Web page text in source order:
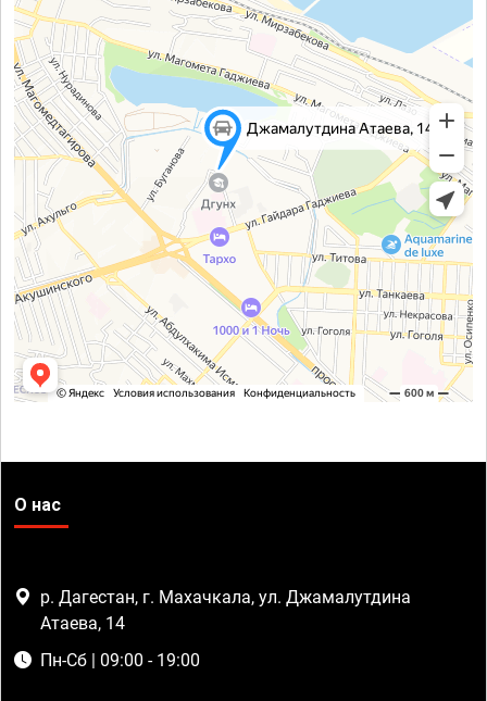
О нас
р. Дагестан, г. Махачкала, ул. Джамалутдина
Атаева, 14
Пн-Сб | 09:00 - 19:00